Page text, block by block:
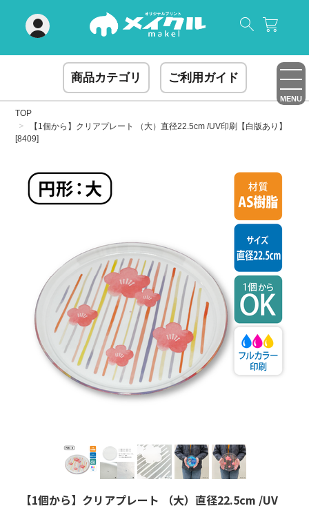
商品カテゴリ ご利用ガイド
MENU
TOP
【1個から】クリアプレート （大）直径22.5cm /UV印刷【白版あり】
[8409]
【1個から】クリアプレート （大）直径22.5cm /UV